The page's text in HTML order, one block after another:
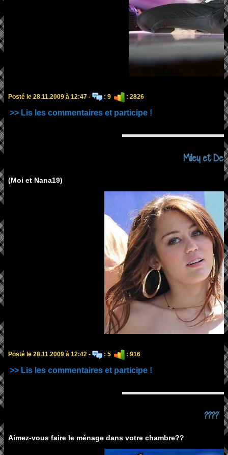
Posté le 28.11.2009 à 12:47 - : 9 : 2826
>> Lis les commentaires et participe !
Miley et
(Moi et Nana19)
Posté le 28.11.2009 à 12:42 - : 5 : 916
>> Lis les commentaires et participe !
????
Aimez-vous faire le ménage dans votre chambre??